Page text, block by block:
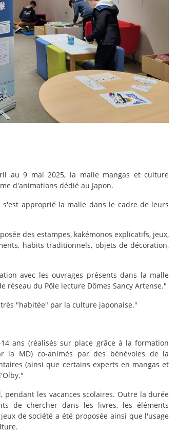
au 9 mai 2025, la malle mangas et culture
d'animations dédié au Japon.
approprié la malle dans le cadre de leurs
des estampes, kakémonos explicatifs, jeux,
habits traditionnels, objets de décoration,
avec les ouvrages présents dans la malle
réseau du Pôle lecture Dômes Sancy Artense."
"habitée" par la culture japonaise."
ans (réalisés sur place grâce à la formation
la MD) co-animés par des bénévoles de la
(ainsi que certains experts en mangas et
les vacances scolaires. Outre la durée
de chercher dans les livres, les éléments
de société a été proposée ainsi que l'usage